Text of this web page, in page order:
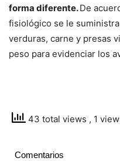
forma diferente.De
fisiológico se le
verduras, carne y presas
peso para evidenciar los
43 total views , 1
Comentarios